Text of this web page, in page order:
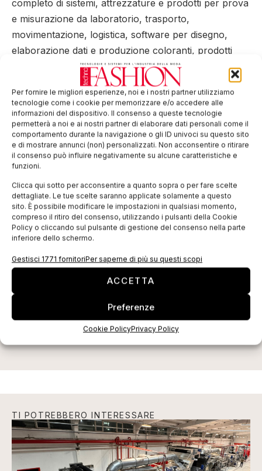
Per fornire le migliori esperienze, noi e i nostri partner utilizziamo
tecnologie come i cookie per memorizzare e/o accedere alle
informazioni del dispositivo. Il consenso a queste tecnologie
permetterà a noi e ai nostri partner di elaborare dati personali come il
comportamento durante la navigazione o gli ID univoci su questo sito
e di mostrare annunci (non) personalizzati. Non acconsentire o ritirare
il consenso può influire negativamente su alcune caratteristiche e
funzioni.
Clicca qui sotto per acconsentire a quanto sopra o per fare scelte
dettagliate. Le tue scelte saranno applicate solamente a questo
sito. È possibile modificare le impostazioni in qualsiasi momento,
compreso il ritiro del consenso, utilizzando i pulsanti della Cookie
Policy o cliccando sul pulsante di gestione del consenso nella parte
inferiore dello schermo.
Gestisci 1771 fornitoriPer saperne di più su questi scopi
ACCETTA
Preferenze
Cookie PolicyPrivacy Policy
completo di sistemi, attrezzature e prodotti per prova
e misurazione da laboratorio, trasporto,
movimentazione, logistica, software per disegno,
elaborazione dati e produzione coloranti, prodotti
chimici, prodotti per il funzionamento delle macchine
e degli impianti, fibre naturali, fibre sintetiche, fibre
tecniche, filati naturali. Sono presenti inoltre servizi,
editoria, istituti di ricerca.
Tag: Brescia calzetteria Fimast tessile
EDICOLA WEB
ISCRIVITI ALLA NEWSLETTER
TI POTREBBERO INTERESSARE